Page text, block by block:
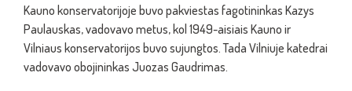
Kauno konservatorijoje buvo pakviestas fagotininkas Kazys
Paulauskas, vadovavo metus, kol 1949-aisiais Kauno ir
Vilniaus konservatorijos buvo sujungtos. Tada Vilniuje katedrai
vadovavo obojininkas Juozas Gaudrimas.